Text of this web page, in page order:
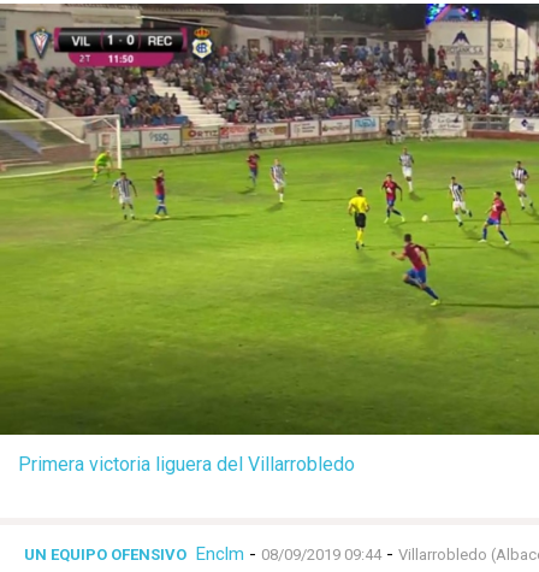
Primera victoria liguera del Villarrobledo
UN EQUIPO OFENSIVO Enclm - 08/09/2019 09:44- Villarrobledo